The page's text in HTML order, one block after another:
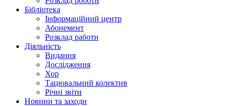
Бібліотека
Інформаційний центр
Абонемент
Розклад работи
Діяльність
Видання
Дослідження
Хор
Тацювальний колектив
Річні звіти
Новини та заходи